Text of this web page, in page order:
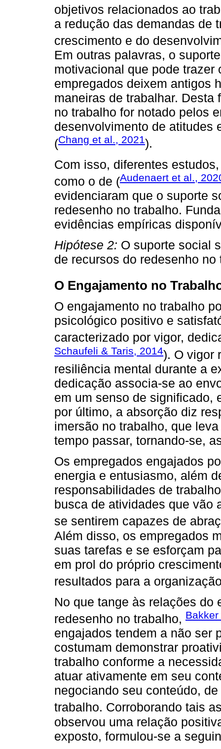
objetivos relacionados ao
a redução das demandas de
crescimento e do
Em outras palavras, o
motivacional que pode
empregados deixem antigos
maneiras de trabalhar.
no trabalho for notado pelos
desenvolvimento de atitudes
(Chang et al., 2021).
Com isso, diferentes
como o de (Audenaert et al.,
evidenciaram que o suporte
redesenho no trabalho.
evidências empíricas
Hipótese 2: O suporte social
de recursos do redesenho no
O Engajamento no
O engajamento no trabalho
psicológico positivo e
caracterizado por vigor,
Schaufeli & Taris, 2014). O vigor
resiliência mental durante a
dedicação associa-se ao
em um senso de significado,
por último, a absorção diz
imersão no trabalho, que
tempo passar, tornando-se,
Os empregados engajados
energia e entusiasmo, além
responsabilidades de
busca de atividades que vão
se sentirem capazes de
Além disso, os empregados
suas tarefas e se esforçam
em prol do próprio
resultados para a
No que tange às relações do
redesenho no trabalho, Bakker
engajados tendem a não ser
costumam demonstrar
trabalho conforme a
atuar ativamente em seu
negociando seu conteúdo,
trabalho. Corroborando tais
observou uma relação
exposto, formulou-se a